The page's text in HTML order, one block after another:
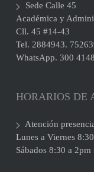
Sede Calle 45
Académica y
Cll. 45 #14-43
Tel. 2884943.
WhatsApp. 300
HORARIOS DE
Atención
Lunes a Viernes
Sábados 8:30 a 2pm